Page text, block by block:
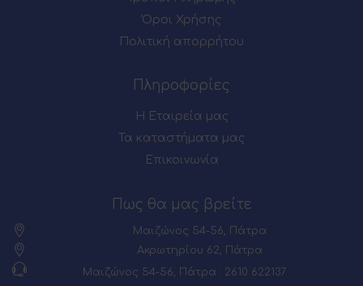
Όροι Χρήσης
Πολιτική απορρήτου
Πληροφορίες
Η Εταιρεία μας
Τα καταστήματα μας
Επικοινωνία
Πως θα μας βρείτε
Μαιζώνος 54-56, Πάτρα
Ακρωτηρίου 62, Πάτρα
Μαιζώνος 54-56, Πάτρα : 2610 622137